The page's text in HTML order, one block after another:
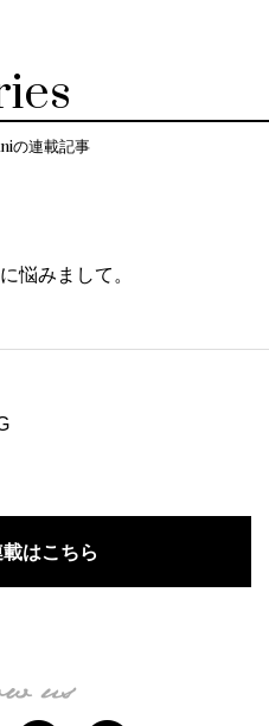
の連載記事
悩みまして。
はこちら